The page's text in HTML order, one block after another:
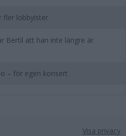
fler lobbyister
Bertil att han inte längre är
– för egen konsert
Visa privacy